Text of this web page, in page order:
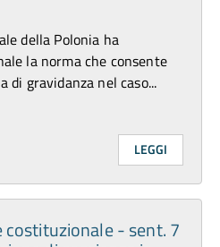
della Polonia ha
la norma che consente
di gravidanza nel caso...
LEGGI
- sent. 7